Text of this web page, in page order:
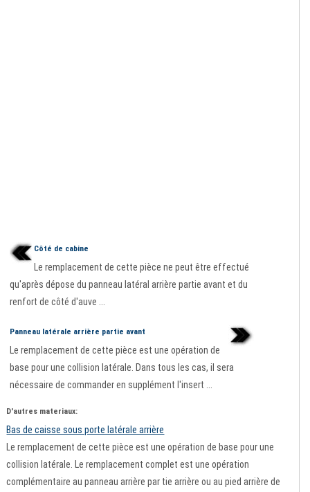
Côté de cabine
Le remplacement de cette pièce ne peut être effectué
qu'après dépose du panneau latéral arrière partie avant et du
renfort de côté d'auve ...
Panneau latérale arrière partie avant
Le remplacement de cette pièce est une opération de
base pour une collision latérale. Dans tous les cas, il sera
nécessaire de commander en supplément l'insert ...
D'autres materiaux:
Bas de caisse sous porte latérale arrière
Le remplacement de cette pièce est une opération de base pour une
collision latérale. Le remplacement complet est une opération
complémentaire au panneau arrière par tie arrière ou au pied arrière de